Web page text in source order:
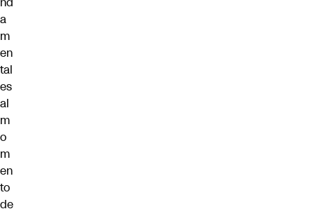
a
m
en
tal
es
al
m
o
m
en
to
de